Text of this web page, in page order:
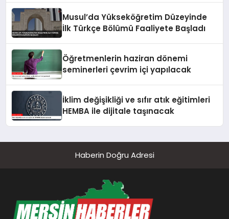
Musul’da Yükseköğretim Düzeyinde
İlk Türkçe Bölümü Faaliyete Başladı
Öğretmenlerin haziran dönemi
seminerleri çevrim içi yapılacak
İklim değişikliği ve sıfır atık eğitimleri
HEMBA ile dijitale taşınacak
Haberin Doğru Adresi